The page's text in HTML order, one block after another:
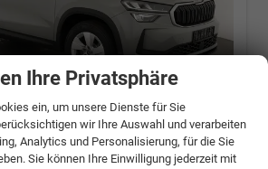
1.5 TSI mHEV 110 kW Selection
Ihre Privatsphäre
ein, um unsere Dienste für Sie
wir Ihre Auswahl und verarbeiten
Analytics und Personalisierung, für die Sie
Sie können Ihre Einwilligung jederzeit mit